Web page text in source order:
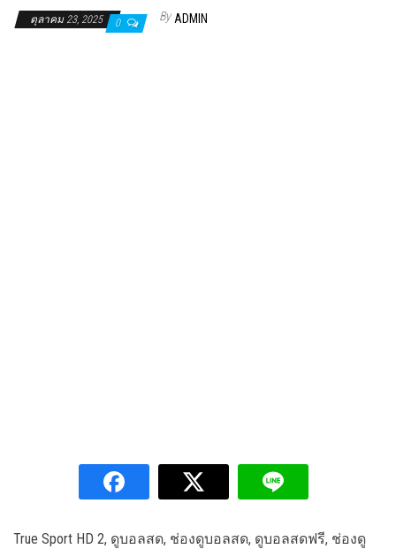
ตุลาคม 23, 2025 0 By ADMIN
True Sport HD 2, ดูบอลสด, ช่องดูบอลสด, ดูบอลสดฟรี, ช่องดู